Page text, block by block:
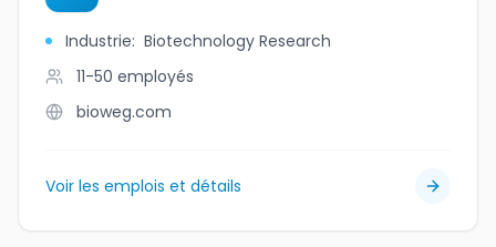
Industrie: Biotechnology Research
11-50 employés
bioweg.com
Voir les emplois et détails